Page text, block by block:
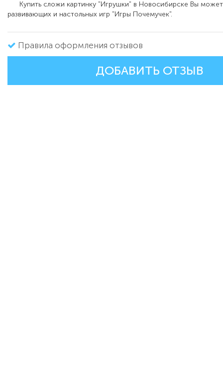
Купить сложи картинку "Игрушки" в Новосибирске Вы
развивающих и настольных игр "Игры Почемучек".
Правила оформления отзывов
ДОБАВИТЬ ОТЗЫВ